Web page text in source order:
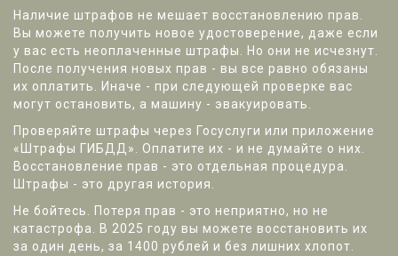
Наличие штрафов не мешает восстановлению прав.
Вы можете получить новое удостоверение, даже если
у вас есть неоплаченные штрафы. Но они не исчезнут.
После получения новых прав - вы все равно обязаны
их оплатить. Иначе - при следующей проверке вас
могут остановить, а машину - эвакуировать.
Проверяйте штрафы через Госуслуги или приложение
«Штрафы ГИБДД». Оплатите их - и не думайте о них.
Восстановление прав - это отдельная процедура.
Штрафы - это другая история.
Не бойтесь. Потеря прав - это неприятно, но не
катастрофа. В 2025 году вы можете восстановить их
за один день, за 1400 рублей и без лишних хлопот.